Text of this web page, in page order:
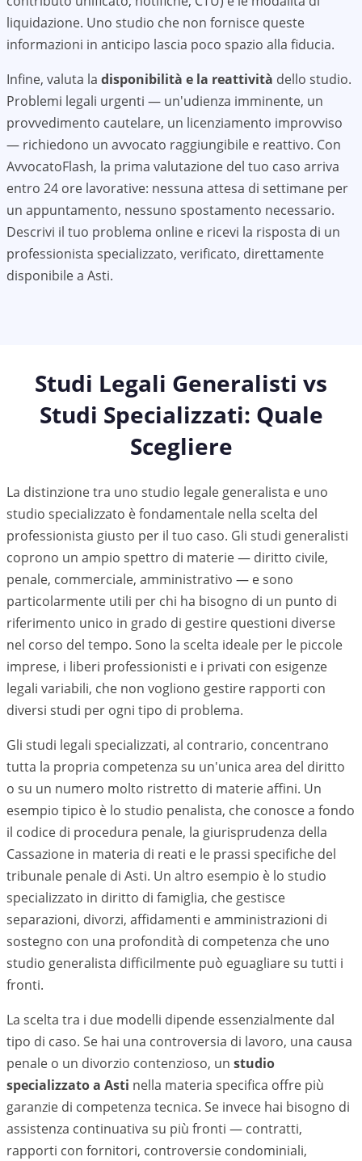
liquidazione. Uno studio che non fornisce queste
informazioni in anticipo lascia poco spazio alla fiducia.
Infine, valuta la disponibilità e la reattività dello studio.
Problemi legali urgenti — un'udienza imminente, un
provvedimento cautelare, un licenziamento improvviso
— richiedono un avvocato raggiungibile e reattivo. Con
AvvocatoFlash, la prima valutazione del tuo caso arriva
entro 24 ore lavorative: nessuna attesa di settimane per
un appuntamento, nessuno spostamento necessario.
Descrivi il tuo problema online e ricevi la risposta di un
professionista specializzato, verificato, direttamente
disponibile a Asti.
Studi Legali Generalisti vs
Studi Specializzati: Quale
Scegliere
La distinzione tra uno studio legale generalista e uno
studio specializzato è fondamentale nella scelta del
professionista giusto per il tuo caso. Gli studi generalisti
coprono un ampio spettro di materie — diritto civile,
penale, commerciale, amministrativo — e sono
particolarmente utili per chi ha bisogno di un punto di
riferimento unico in grado di gestire questioni diverse
nel corso del tempo. Sono la scelta ideale per le piccole
imprese, i liberi professionisti e i privati con esigenze
legali variabili, che non vogliono gestire rapporti con
diversi studi per ogni tipo di problema.
Gli studi legali specializzati, al contrario, concentrano
tutta la propria competenza su un'unica area del diritto
o su un numero molto ristretto di materie affini. Un
esempio tipico è lo studio penalista, che conosce a fondo
il codice di procedura penale, la giurisprudenza della
Cassazione in materia di reati e le prassi specifiche del
tribunale penale di Asti. Un altro esempio è lo studio
specializzato in diritto di famiglia, che gestisce
separazioni, divorzi, affidamenti e amministrazioni di
sostegno con una profondità di competenza che uno
studio generalista difficilmente può eguagliare su tutti i
fronti.
La scelta tra i due modelli dipende essenzialmente dal
tipo di caso. Se hai una controversia di lavoro, una causa
penale o un divorzio contenzioso, un studio
specializzato a Asti nella materia specifica offre più
garanzie di competenza tecnica. Se invece hai bisogno di
assistenza continuativa su più fronti — contratti,
rapporti con fornitori, controversie condominiali,